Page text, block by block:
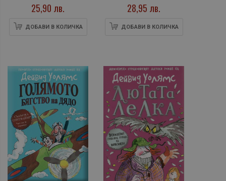
25,90 лв.
ДОБАВИ В КОЛИЧКА
28,95 лв.
ДОБАВИ В КОЛИЧКА